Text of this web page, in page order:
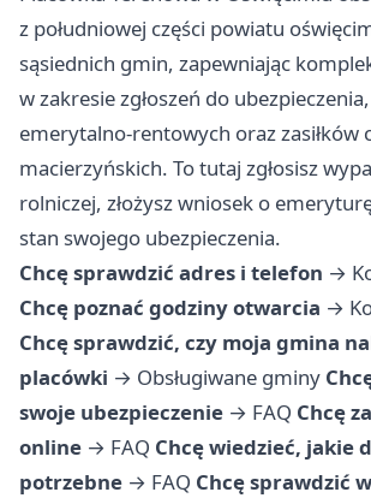
z południowej części powiatu
sąsiednich gmin, zapewniając
w zakresie zgłoszeń do
emerytalno-rentowych oraz zasiłków
macierzyńskich. To tutaj zgłosisz
rolniczej, złożysz wniosek o
stan swojego ubezpieczenia.
Chcę sprawdzić adres i telefon →
Chcę poznać godziny otwarcia →
Chcę sprawdzić, czy moja gmina
placówki → Obsługiwane gminy
swoje ubezpieczenie → FAQ Chcę
online → FAQ Chcę wiedzieć, jakie
potrzebne → FAQ Chcę sprawdzić